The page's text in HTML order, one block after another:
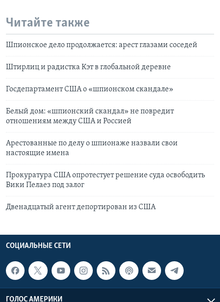
Читайте также
Шпионское дело продолжается: арест глазами соседей
Штирлиц и радистка Кэт в глобальной деревне
Госдепартамент США о «шпионском скандале»
Белый дом: «шпионский скандал» не повредит
отношениям между США и Россией
Арестованные по делу о шпионаже назвали свои
настоящие имена
Прокуратура США опротестует решение суда освободить
Вики Пелаез под залог
Двенадцатый агент депортирован из США
СОЦИАЛЬНЫЕ СЕТИ
ГОЛОС АМЕРИКИ